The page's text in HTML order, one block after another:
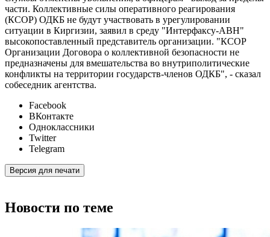
Facebook
ВКонтакте
Одноклассники
Twitter
Telegram
Версия для печати
Новости по теме